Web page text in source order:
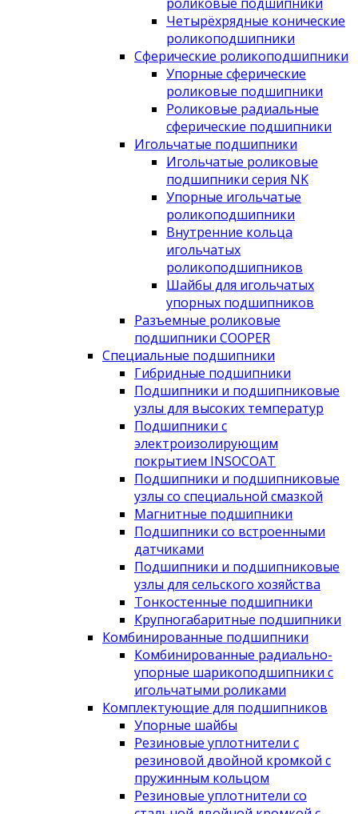
Четырёхрядные конические
роликоподшипники
Сферические роликоподшипники
Упорные сферические
роликовые подшипники
Роликовые радиальные
сферические подшипники
Игольчатые подшипники
Игольчатые роликовые
подшипники серия NK
Упорные игольчатые
роликоподшипники
Внутренние кольца
игольчатых
роликоподшипников
Шайбы для игольчатых
упорных подшипников
Разъемные роликовые
подшипники COOPER
Специальные подшипники
Гибридные подшипники
Подшипники и подшипниковые
узлы для высоких температур
Подшипники с
электроизолирующим
покрытием INSOCOAT
Подшипники и подшипниковые
узлы со специальной смазкой
Магнитные подшипники
Подшипники со встроенными
датчиками
Подшипники и подшипниковые
узлы для сельского хозяйства
Тонкостенные подшипники
Крупногабаритные подшипники
Комбинированные подшипники
Комбинированные радиально-
упорные шарикоподшипники с
игольчатыми роликами
Комплектующие для подшипников
Упорные шайбы
Резиновые уплотнители с
резиновой двойной кромкой с
пружинным кольцом
Резиновые уплотнители со